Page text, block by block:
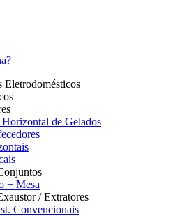
Eletrodomésticos
de Gelados
+ Mesa
/ Extratores
Convencionais